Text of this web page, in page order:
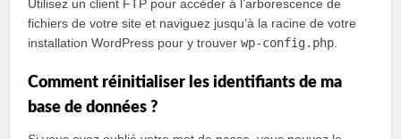
Utilisez un client FTP pour accéder à l’arborescence de
fichiers de votre site et naviguez jusqu’à la racine de votre
installation WordPress pour y trouverwp-config.php
Comment réinitialiser les identifiants de ma
base de données ?